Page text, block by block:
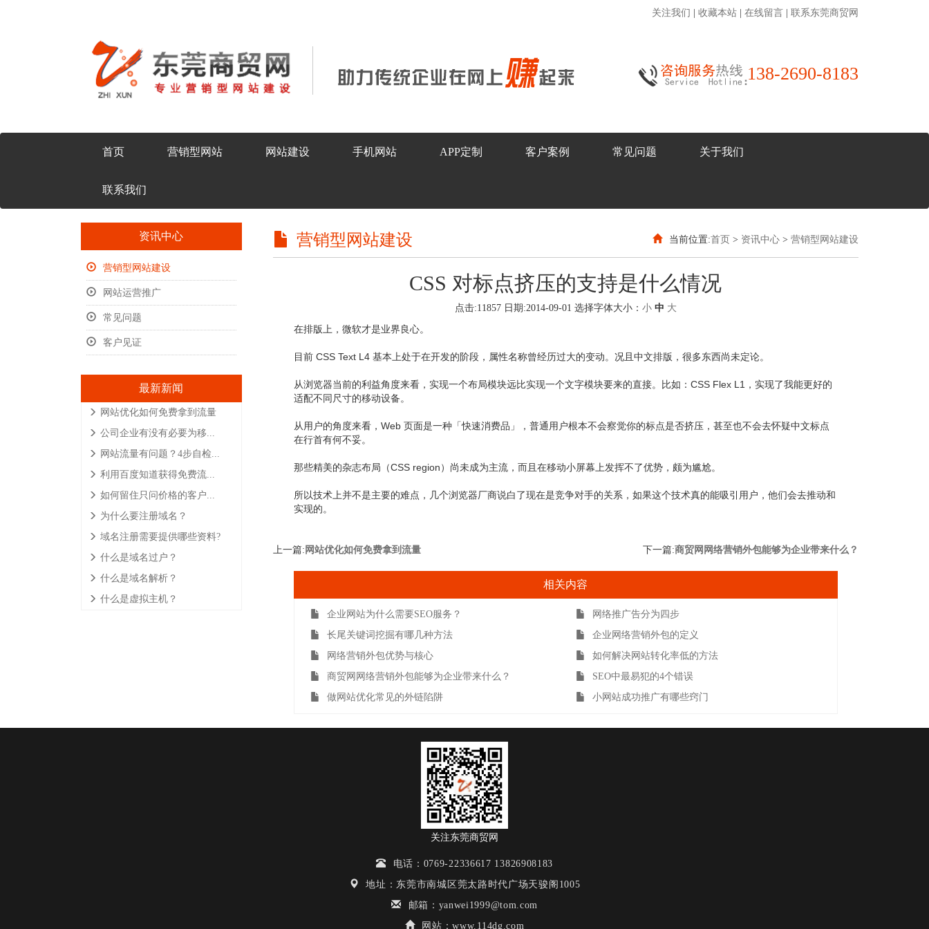
关注我们 收藏本站 在线留言 联系东莞商贸网
138-2690-8183
首页 营销型网站 网站建设 手机网站 APP定制 客户案例 常见问题 关于我们
联系我们
资讯中心
营销型网站建设
网站运营推广
常见问题
客户见证
最新新闻
网站优化如何免费拿到流量
公司企业有没有必要为移...
网站流量有问题？4步自检...
利用百度知道获得免费流...
如何留住只问价格的客户...
为什么要注册域名？
域名注册需要提供哪些资料?
什么是域名过户？
什么是域名解析？
什么是虚拟主机？
营销型网站建设 当前位置:首页 > 资讯中心 > 营销型网站建设
CSS 对标点挤压的支持是什么情况
点击:11857 日期:2014-09-01 选择字体大小： 小 中 大
在排版上，微软才是业界良心。
目前 CSS Text L4 基本上处于在开发的阶段，属性名称曾经历过大的变动。况且中文排版，很多东西尚未定论。
从浏览器当前的利益角度来看，实现一个布局模块远比实现一个文字模块要来的直接。比如：CSS Flex L1，实现了我能更好的
适配不同尺寸的移动设备。
从用户的角度来看，Web 页面是一种「快速消费品」，普通用户根本不会察觉你的标点是否挤压，甚至也不会去怀疑中文标点
在行首有何不妥。
那些精美的杂志布局（CSS region）尚未成为主流，而且在移动小屏幕上发挥不了优势，颇为尴尬。
所以技术上并不是主要的难点，几个浏览器厂商说白了现在是竞争对手的关系，如果这个技术真的能吸引用户，他们会去推动和
实现的。
上一篇: 网站优化如何免费拿到流量 下一篇:商贸网网络营销外包能够为企业带来什么？
相关内容
企业网站为什么需要SEO服务？
网络推广告分为四步
长尾关键词挖掘有哪几种方法
企业网络营销外包的定义
网络营销外包优势与核心
如何解决网站转化率低的方法
商贸网网络营销外包能够为企业带来什么？
SEO中最易犯的4个错误
做网站优化常见的外链陷阱
小网站成功推广有哪些窍门
关注东莞商贸网
电话：0769-22336617 13826908183
地址：东莞市南城区莞太路时代广场天骏阁1005
邮箱：yanwei1999@tom.com
网站：www.114dg.com